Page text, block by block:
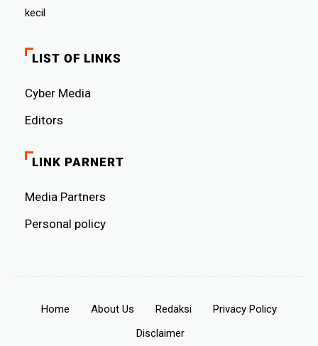
kecil
LIST OF LINKS
Cyber ​​Media
Editors
LINK PARNERT
Media Partners
Personal policy
Home About Us Redaksi
Privacy Policy
Disclaimer